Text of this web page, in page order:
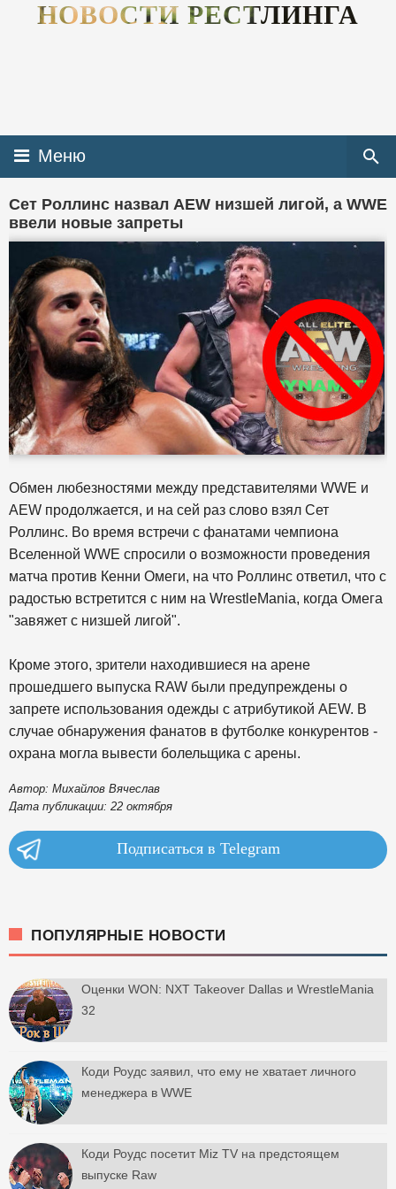
НОВОСТИ РЕСТЛИНГА
Меню
Сет Роллинс назвал AEW низшей лигой, а WWE
ввели новые запреты
Обмен любезностями между представителями WWE и
AEW продолжается, и на сей раз слово взял Сет
Роллинс. Во время встречи с фанатами чемпиона
Вселенной WWE спросили о возможности проведения
матча против Кенни Омеги, на что Роллинс ответил, что с
радостью встретится с ним на WrestleMania, когда Омега
"завяжет с низшей лигой".
Кроме этого, зрители находившиеся на арене
прошедшего выпуска RAW были предупреждены о
запрете использования одежды с атрибутикой AEW. В
случае обнаружения фанатов в футболке конкурентов -
охрана могла вывести болельщика с арены.
Автор: Михайлов Вячеслав
Дата публикации: 22 октября
Подписаться в Telegram
ПОПУЛЯРНЫЕ НОВОСТИ
Оценки WON: NXT Takeover Dallas и WrestleMania
32
Коди Роудс заявил, что ему не хватает личного
менеджера в WWE
Коди Роудс посетит Miz TV на предстоящем
выпуске Raw